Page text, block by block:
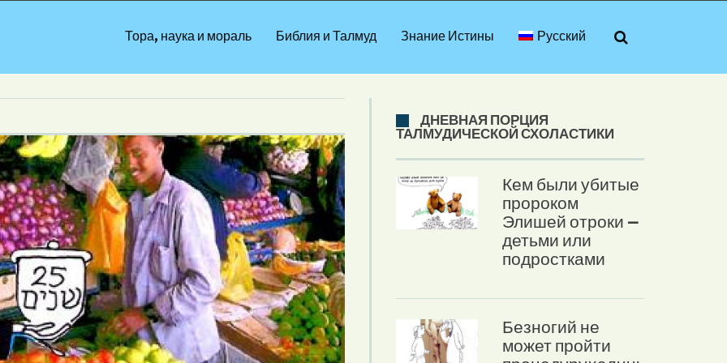
Тора, наука и мораль Библия и Талмуд Знание Истины Русский
ДНЕВНАЯ ПОРЦИЯ
ТАЛМУДИЧЕСКОЙ СХОЛАСТИКИ
Кем были убитые
пророком
Элишей отроки –
детьми или
подростками
Безногий не
может пройти